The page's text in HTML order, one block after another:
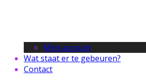
Mijn account
Wat staat er te gebeuren?
Contact